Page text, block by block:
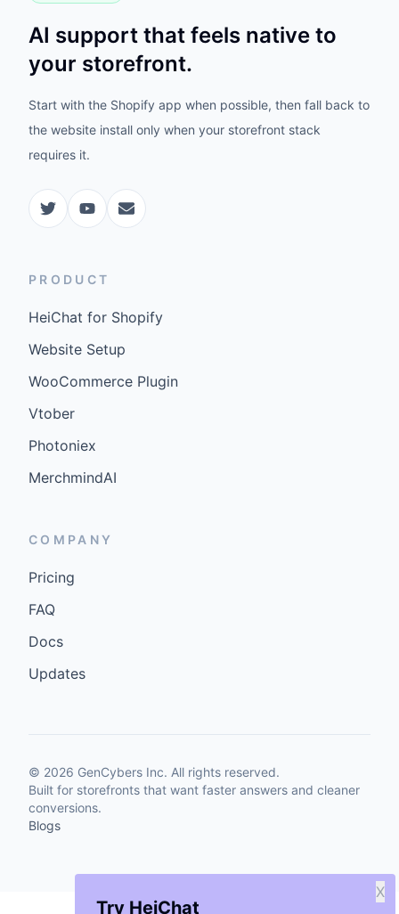
Try HeiChat
X
AI support that feels native to
your storefront.
Start with the Shopify app when possible, then fall back to
the website install only when your storefront stack
requires it.
PRODUCT
HeiChat for Shopify
Website Setup
WooCommerce Plugin
Vtober
Photoniex
MerchmindAI
COMPANY
Pricing
FAQ
Docs
Updates
© 2026 GenCybers Inc. All rights reserved.
Built for storefronts that want faster answers and cleaner
conversions.
Blogs